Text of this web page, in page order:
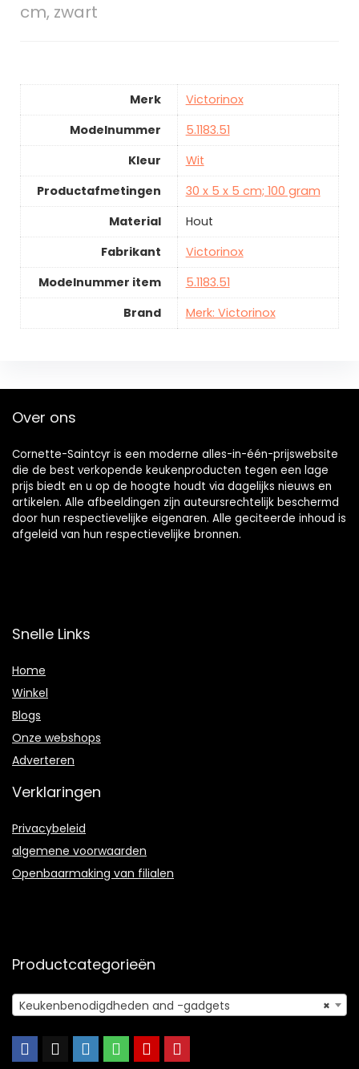
cm, zwart
Merk
Victorinox
Modelnummer
5.1183.51
Kleur
Wit
Productafmetingen
30 x 5 x 5 cm; 100 gram
Material
Hout
Fabrikant
Victorinox
Modelnummer item
5.1183.51
Brand
Merk: Victorinox
Over ons
Cornette-Saintcyr is een moderne alles-in-één-prijswebsite
die de best verkopende keukenproducten tegen een lage
prijs biedt en u op de hoogte houdt via dagelijks nieuws en
artikelen. Alle afbeeldingen zijn auteursrechtelijk beschermd
door hun respectievelijke eigenaren. Alle geciteerde inhoud is
afgeleid van hun respectievelijke bronnen.
Snelle Links
Home
Winkel
Blogs
Onze webshops
Adverteren
Verklaringen
Privacybeleid
algemene voorwaarden
Openbaarmaking van filialen
Productcategorieën
×
Keukenbenodigdheden and -gadgets